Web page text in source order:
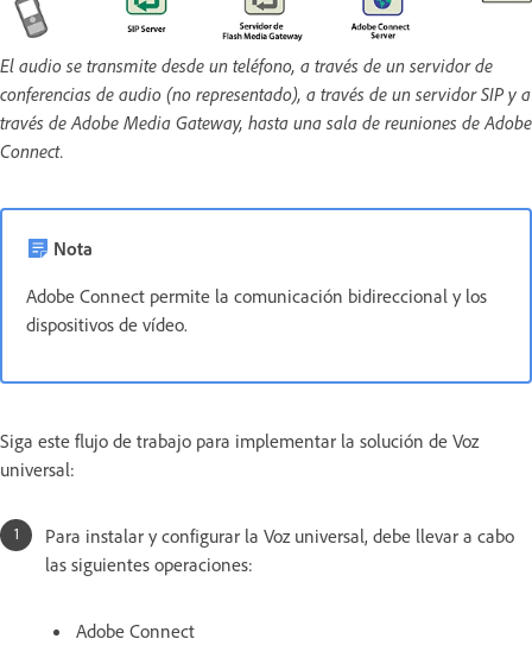
El audio se transmite desde un teléfono, a través de un servidor de
conferencias de audio (no representado), a través de un servidor SIP y a
través de Adobe Media Gateway, hasta una sala de reuniones de Adobe
Connect.
Nota
Adobe Connect permite la comunicación bidireccional y los
dispositivos de vídeo.
Siga este flujo de trabajo para implementar la solución de Voz
universal:
Para instalar y configurar la Voz universal, debe llevar a cabo
las siguientes operaciones:
Adobe Connect